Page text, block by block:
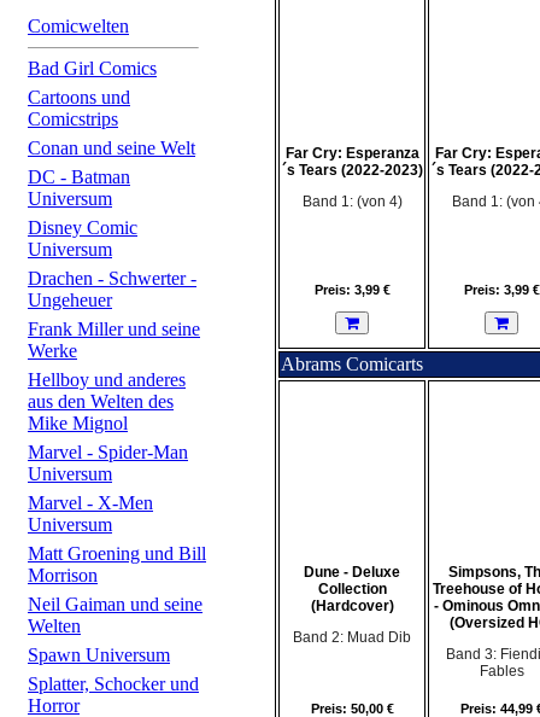
Comicwelten
Bad Girl Comics
Cartoons und
Comicstrips
Conan und seine Welt
DC - Batman
Universum
Disney Comic
Universum
Drachen - Schwerter -
Ungeheuer
Frank Miller und seine
Werke
Hellboy und anderes
aus den Welten des
Mike Mignol
Marvel - Spider-Man
Universum
Marvel - X-Men
Universum
Matt Groening und Bill
Morrison
Neil Gaiman und seine
Welten
Spawn Universum
Splatter, Schocker und
Horror
Far Cry: Esperanza
´s Tears (2022-2023)
Band 1: (von 4)
Preis: 3,99 €
Far Cry:
´s Tears (2022-
Band 1: (von
Preis: 3,99 €
Abrams Comicarts
Dune - Deluxe
Collection
(Hardcover)
Band 2: Muad Dib
Preis: 50,00 €
Simpsons,
Treehouse of
- Ominous
(Oversized
Band 3:
Fables
Preis: 44,99